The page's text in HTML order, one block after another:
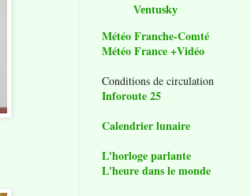
Ventusky
Météo Franche-Comté
Météo France +Vidéo
Conditions de circulation
Inforoute 25
Calendrier lunaire
L'horloge parlante
L'heure dans le monde